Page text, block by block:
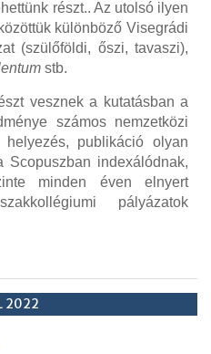
részt.. Az utolsó ilyen
különböző Visegrádi
(szülőföldi, őszi, tavaszi),
stb.
vesznek a kutatásban a
számos nemzetközi
publikáció olyan
Scopuszban indexálódnak,
minden éven elnyert
pályázatok
2022